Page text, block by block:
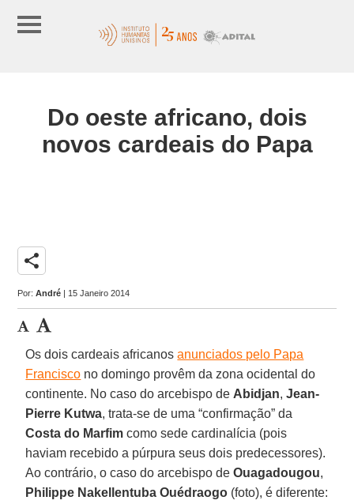
Do oeste africano, dois
novos cardeais do Papa
share
Por:André | 15 Janeiro 2014
Os dois cardeais africanosanunciados pelo Papa
Francisco no domingo provêm da zona ocidental do
continente. No caso do arcebispo de Abidjan,Jean-
Pierre Kutwa, trata-se de uma “confirmação” da
Costa do Marfim como sede cardinalícia (pois
haviam recebido a púrpura seus dois predecessores).
Ao contrário, o caso do arcebispo deOuagadougou,
Philippe Nakellentuba Ouédraogo (foto), é diferente: